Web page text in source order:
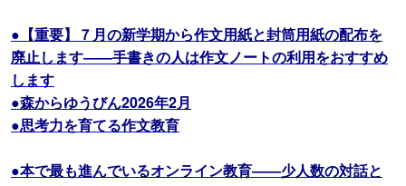
●【重要】７月の新学期から作文用紙と封筒用紙の配布を
廃止します――手書きの人は作文ノートの利用をおすすめ
します
●森からゆうびん2026年2月
●思考力を育てる作文教育
●本で最も進んでいるオンライン教育――少人数の対話と